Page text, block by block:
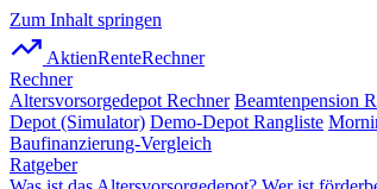
Zum Inhalt springen
AktienRenteRechner
Rechner
Altersvorsorgedepot Rechner Beamtenpension
Depot (Simulator) Demo-Depot Rangliste
Baufinanzierung-Vergleich
Ratgeber